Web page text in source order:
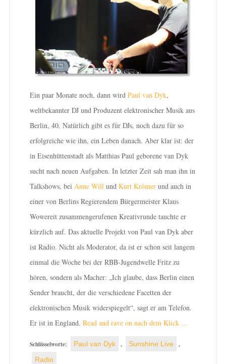
Ein paar Monate noch, dann wird Paul van Dyk,
weltbekannter DJ und Produzent elektronischer Musik aus
Berlin, 40. Natürlich gibt es für DJs, noch dazu für so
erfolgreiche wie ihn, ein Leben danach. Aber klar ist: der
in Eisenhüttenstadt als Matthias Paul geborene van Dyk
sucht nach neuen Aufgaben. In letzter Zeit sah man ihn in
Talkshows, bei Anne Will und Kurt Krömerund auch in
einer von Berlins Regierendem Bürgermeister Klaus
Wowereit zusammengerufenen Kreativrunde tauchte er
kürzlich auf. Das aktuelle Projekt von Paul van Dyk aber
ist Radio. Nicht als Moderator, da ist er schon seit langem
einmal die Woche bei der RBB-Jugendwelle Fritz zu
hören, sondern als Macher: „Ich glaube, dass Berlin einen
Sender braucht, der die verschiedene Facetten der
elektronischen Musik widerspiegelt“, sagt er am Telefon.
Er ist in England. Read and rave on nach dem Klick ...
Schlüsselworte: Paul van Dyk , Sunshine Live ,
Radio